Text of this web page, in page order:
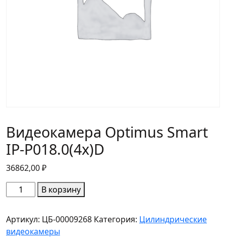
Видеокамера Optimus Smart
IP-P018.0(4x)D
36862,00₽
Количество
товара
Optimus
Smart
В корзину
Артикул: ЦБ-00009268 Категория: Цилиндрические
видеокамеры